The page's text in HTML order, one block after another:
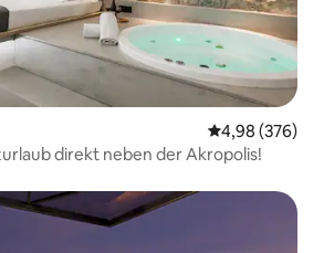
4,98 (376)
direkt neben der Akropolis!